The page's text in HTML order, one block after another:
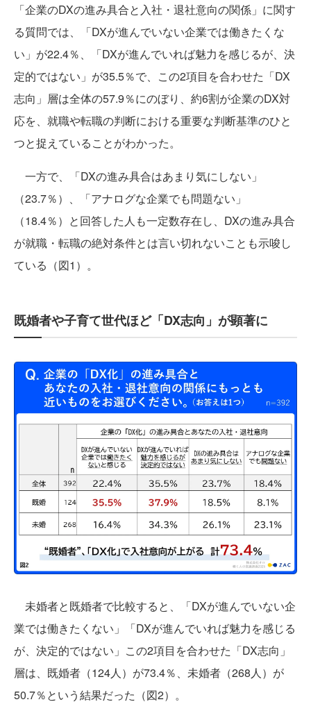
「企業のDXの進み具合と入社・退社意向の関係」に関す
る質問では、「DXが進んでいない企業では働きたくな
い」が22.4％、「DXが進んでいれば魅力を感じるが、決
定的ではない」が35.5％で、この2項目を合わせた「DX
志向」層は全体の57.9％にのぼり、約6割が企業のDX対
応を、就職や転職の判断における重要な判断基準のひと
つと捉えていることがわかった。
一方で、「DXの進み具合はあまり気にしない」
（23.7％）、「アナログな企業でも問題ない」
（18.4％）と回答した人も一定数存在し、DXの進み具合
が就職・転職の絶対条件とは言い切れないことも示唆し
ている（図1）。
既婚者や子育て世代ほど「DX志向」が顕著に
未婚者と既婚者で比較すると、「DXが進んでいない企
業では働きたくない」「DXが進んでいれば魅力を感じる
が、決定的ではない」この2項目を合わせた「DX志向」
層は、既婚者（124人）が73.4％、未婚者（268人）が
50.7％という結果だった（図2）。